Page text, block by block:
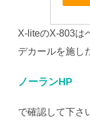
X-liteのX-803は
デカールを施し
ノーランHP
で確認して下さ